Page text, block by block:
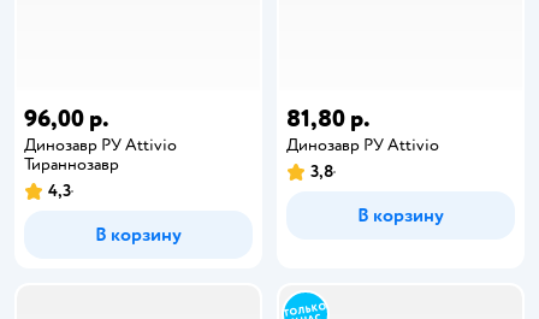
96,00 р.
Динозавр РУ Attivio
Тираннозавр
4,3
В корзину
81,80 р.
Динозавр РУ Attivio
3,8
В корзину